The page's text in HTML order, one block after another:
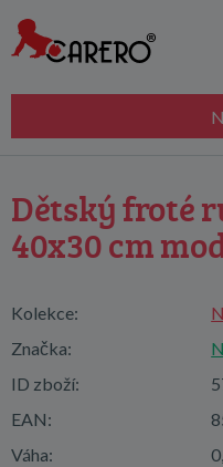
Dětský froté
40x30 cm
Kolekce:
Značka:
ID zboží:
EAN:
Váha: